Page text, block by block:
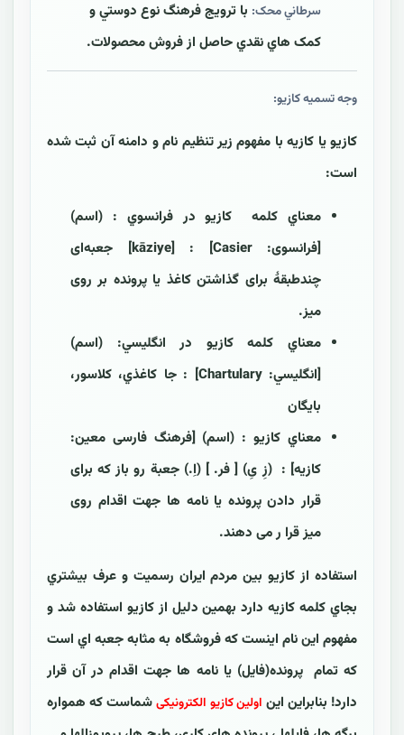
سرطاني محک: با ترويج فرهنگ نوع دوستي و
کمک هاي نقدي حاصل از فروش محصولات.
وجه تسمیه کازيو:
کازيو يا کازيه با مفهوم زير تنظيم نام و دامنه آن ثبت شده
است:
معناي کلمه کازيو در فرانسوي : (اسم)
[فرانسوی: Casier] : [kāziye] جعبه‌ای
چندطبقۀ برای گذاشتن کاغذ یا پرونده بر روی
میز.
معناي کلمه کازيو در انگليسي: (اسم)
[انگليسي: Chartulary] : جا کاغذي، کلاسور،
بايگان
معناي کازيو : (اسم) [فرهنگ فارسی معین:
کازيه] : (زِ یِ) [ فر. ] (اِ.) جعبة رو باز که برای
قرار دادن پرونده یا نامه ها جهت اقدام روی
میز قرا ر می دهند.
استفاده از کازيو بين مردم ايران رسميت و عرف بيشتري
بجاي کلمه کازيه دارد بهمين دليل از کازيو استفاده شد و
مفهوم اين نام اينست که فروشگاه به مثابه جعبه اي است
که تمام پرونده(فايل) یا نامه ها جهت اقدام در آن قرار
دارد! بنابراین این اولین کازیو الکترونیکیشماست که همواره